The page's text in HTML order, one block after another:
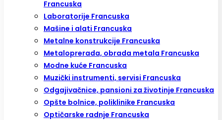
Francuska
Laboratorije Francuska
Mašine i alati Francuska
Metalne konstrukcije Francuska
Metaloprerada, obrada metala Francuska
Modne kuće Francuska
Muzički instrumenti, servisi Francuska
Odgajivačnice, pansioni za životinje Francuska
Opšte bolnice, poliklinike Francuska
Optičarske radnje Francuska